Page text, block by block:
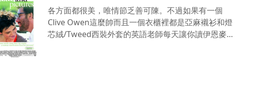
各方面都很美，唯情節乏善可陳。不過如果有一個
Clive Owen這麼帥而且一個衣櫃裡都是亞麻襯衫和燈
芯絨/Tweed西裝外套的英語老師每天讓你讀伊恩麥